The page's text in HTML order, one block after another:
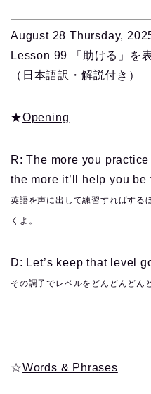
August 28 Thursday,
Lesson 99 「助ける」を
（日本語訳・解説付き）
★Opening
R: The more you
the more it’ll help you
英語を声に出して練習すればする
くよ。
D: Let’s keep that level
その調子でレベルをどんどんどん
☆Words & Phrases